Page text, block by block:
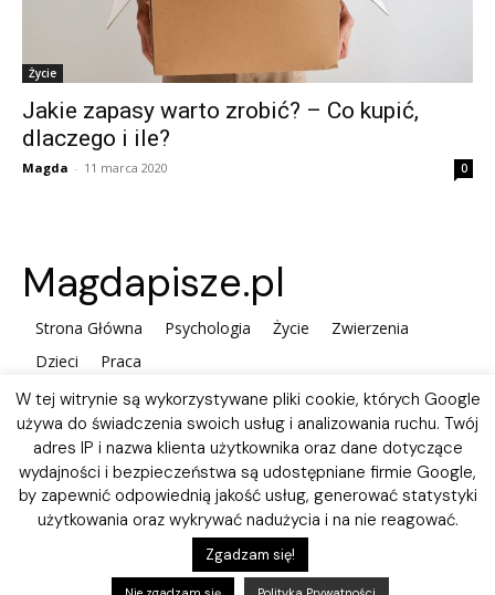
Życie
Jakie zapasy warto zrobić? – Co kupić,
dlaczego i ile?
Magda - 11 marca 2020 0
Magdapisze.pl
Strona Główna Psychologia Życie
Zwierzenia
Dzieci
Praca
W tej witrynie są wykorzystywane pliki cookie, których Google
używa do świadczenia swoich usług i analizowania ruchu. Twój
adres IP i nazwa klienta użytkownika oraz dane dotyczące
wydajności i bezpieczeństwa są udostępniane firmie Google,
by zapewnić odpowiednią jakość usług, generować statystyki
użytkowania oraz wykrywać nadużycia i na nie reagować.
Zgadzam się!